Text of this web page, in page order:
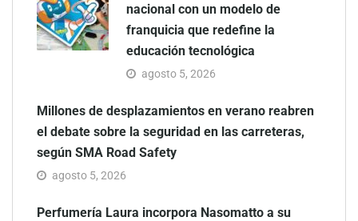
nacional con un modelo de
franquicia que redefine la
educación tecnológica
agosto 5, 2026
Millones de desplazamientos en verano reabren
el debate sobre la seguridad en las carreteras,
según SMA Road Safety
agosto 5, 2026
Perfumería Laura incorpora Nasomatto a su